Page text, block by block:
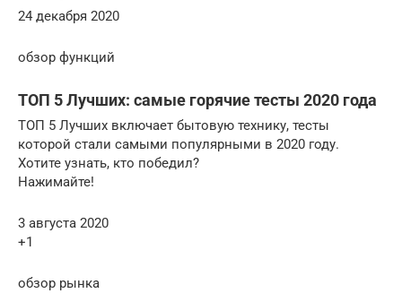
24 декабря 2020
обзор функций
ТОП 5 Лучших: самые горячие тесты 2020 года
ТОП 5 Лучших включает бытовую технику, тесты
которой стали самыми популярными в 2020 году.
Хотите узнать, кто победил?
Нажимайте!
3 августа 2020
+1
обзор рынка